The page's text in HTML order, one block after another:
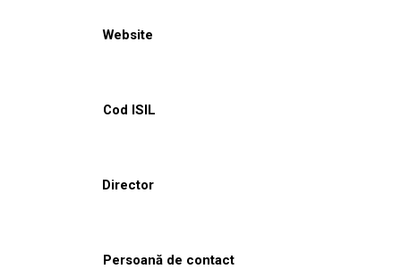
Website
Cod ISIL
Director
Persoană de contact